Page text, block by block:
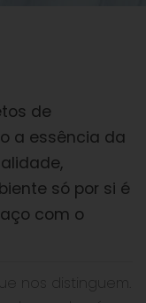
de
a essência da
só por si é
com o
nos distinguem.